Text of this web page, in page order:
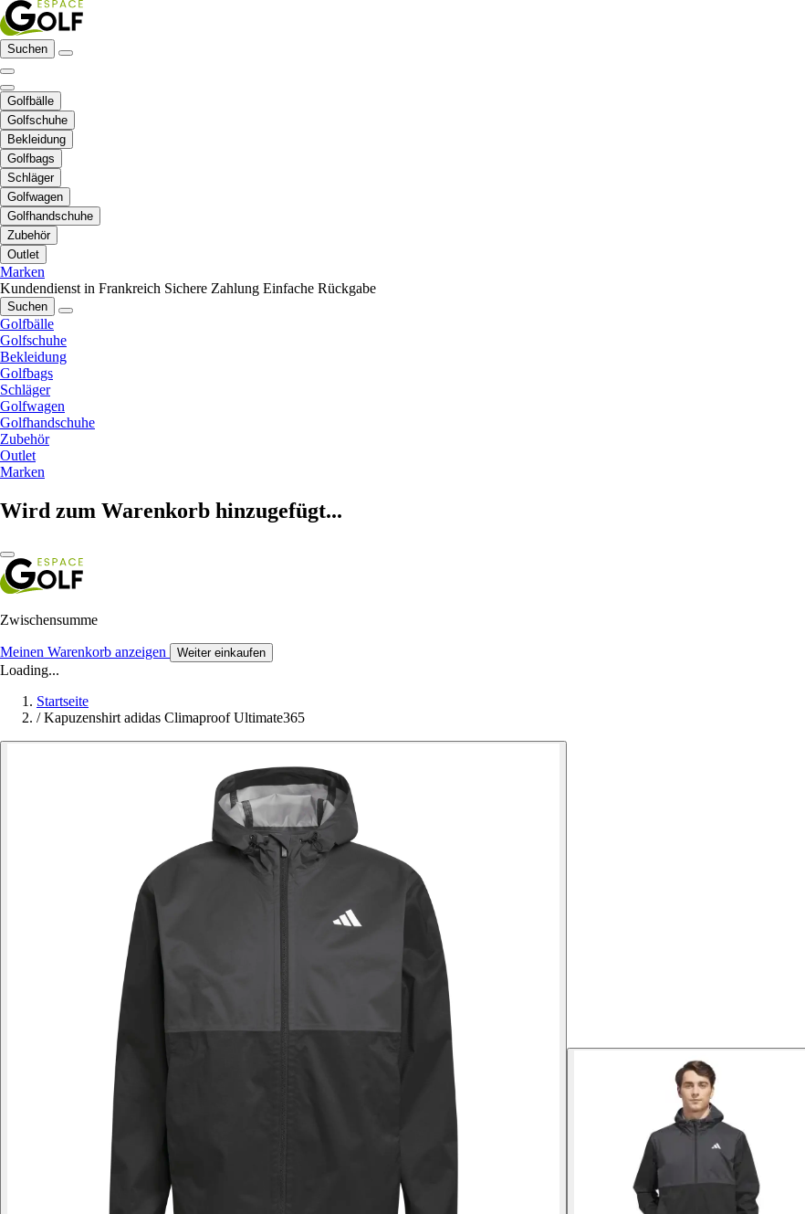
Suchen
Golfbälle
Golfschuhe
Bekleidung
Golfbags
Schläger
Golfwagen
Golfhandschuhe
Zubehör
Outlet
Marken
Kundendienst in Frankreich Sichere Zahlung Einfache Rückgabe
Suchen
Golfbälle
Golfschuhe
Bekleidung
Golfbags
Schläger
Golfwagen
Golfhandschuhe
Zubehör
Outlet
Marken
Wird zum Warenkorb hinzugefügt...
Zwischensumme
Meinen Warenkorb anzeigen Weiter einkaufen
Loading...
Startseite
/ Kapuzenshirt adidas Climaproof Ultimate365